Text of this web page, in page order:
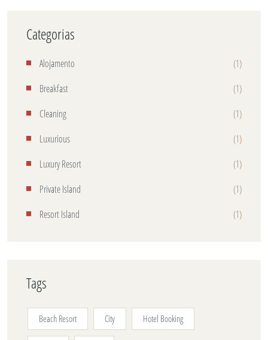
Categorias
Alojamento
(1)
Breakfast
(1)
Cleaning
(1)
Luxurious
(1)
Luxury Resort
(1)
Private Island
(1)
Resort Island
(1)
Tags
Beach Resort City Hotel Booking